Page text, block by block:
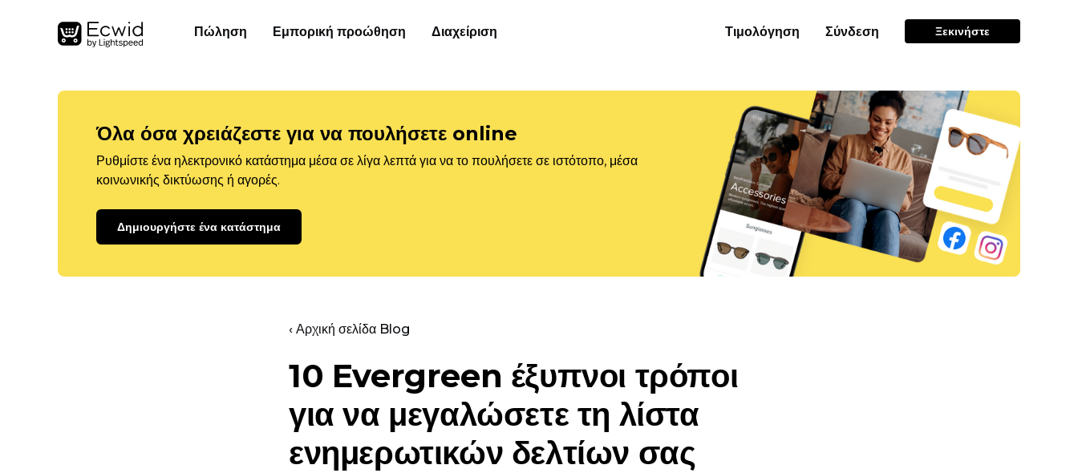
Πώληση Εμπορική προώθηση Διαχείριση Τιμολόγηση Σύνδεση Ξεκινήστε
Όλα όσα χρειάζεστε για να πουλήσετε online
Ρυθμίστε ένα ηλεκτρονικό κατάστημα μέσα σε λίγα λεπτά για να το πουλήσετε σε ιστότοπο, μέσα
κοινωνικής δικτύωσης ή αγορές.
Δημιουργήστε ένα κατάστημα
‹ Αρχική σελίδα Blog
10 Evergreen έξυπνοι τρόποι
για να μεγαλώσετε τη λίστα
ενημερωτικών δελτίων σας